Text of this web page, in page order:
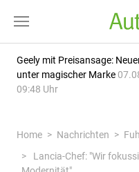
Geely mit Preisansage:
unter magischer Marke
09:48 Uhr
Home Nachrichten
Lancia-Chef: "Wir